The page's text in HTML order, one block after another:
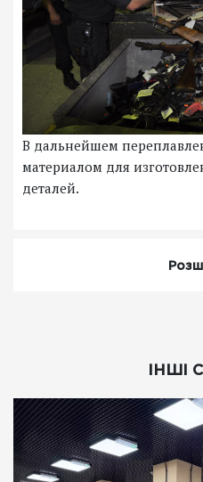
В дальнейшем
материалом для
деталей.
ІНШІ